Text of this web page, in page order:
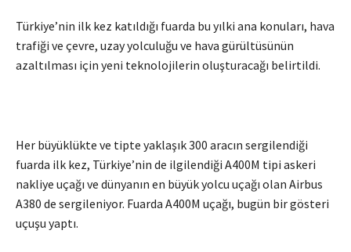
Türkiye’nin ilk kez katıldığı fuarda bu yılki ana konuları, hava
trafiği ve çevre, uzay yolculuğu ve hava gürültüsünün
azaltılması için yeni teknolojilerin oluşturacağı belirtildi.
Her büyüklükte ve tipte yaklaşık 300 aracın sergilendiği
fuarda ilk kez, Türkiye’nin de ilgilendiği A400M tipi askeri
nakliye uçağı ve dünyanın en büyük yolcu uçağı olan Airbus
A380 de sergileniyor. Fuarda A400M uçağı, bugün bir gösteri
uçuşu yaptı.